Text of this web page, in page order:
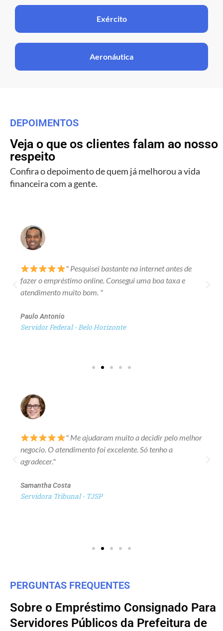
Exército
Aeronáutica
DEPOIMENTOS
Veja o que os clientes falam ao nosso
respeito
Confira o depoimento de quem já melhorou a vida
financeira com a gente.
" Pesquisei bastante na internet antes de
fazer o empréstimo online. Consegui uma boa taxa e
atendimento muito bom. "
Paulo Antonio
Servidor Federal - Belo Horizonte
" Me ajudaram muito a decidir pelo melhor
negocio. O atendimento foi excelente. Só tenho a
agradecer."
Samantha Costa
Servidora Tribunal - TJSP
PERGUNTAS FREQUENTES
Sobre o Empréstimo Consignado Para
Servidores Públicos da Prefeitura de